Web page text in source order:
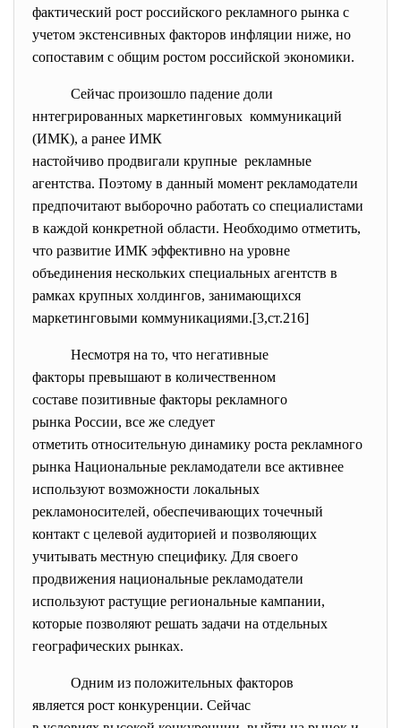
фактический рост российского рекламного рынка с
учетом экстенсивных факторов инфляции ниже, но
сопоставим с общим ростом российской экономики.
Сейчас произошло падение доли
ннтегрированных маркетинговых коммуникаций
(ИМК), а ранее ИМК
настойчиво продвигали крупные рекламные
агентства. Поэтому в данный момент рекламодатели
предпочитают выборочно работать со специалистами
в каждой конкретной области. Необходимо отметить,
что развитие ИМК эффективно на уровне
объединения нескольких специальных агентств в
рамках крупных холдингов, занимающихся
маркетинговыми коммуникациями.[3,ст.216]
Несмотря на то, что негативные
факторы превышают в количественном
составе позитивные факторы рекламного
рынка России, все же следует
отметить относительную динамику роста рекламного
рынка Национальные рекламодатели все активнее
используют возможности локальных
рекламоносителей, обеспечивающих точечный
контакт с целевой аудиторией и позволяющих
учитывать местную специфику. Для своего
продвижения национальные рекламодатели
используют растущие региональные кампании,
которые позволяют решать задачи на отдельных
географических рынках.
Одним из положительных факторов
является рост конкуренции. Сейчас